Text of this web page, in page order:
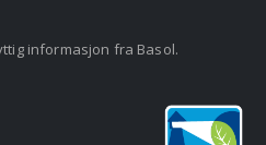
informasjon fra Basol.